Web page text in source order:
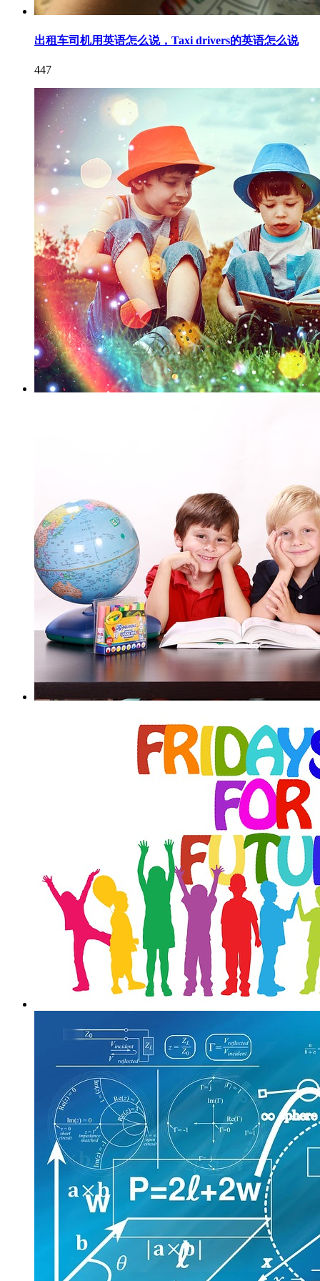
出租车司机用英语怎么说，Taxi drivers的英语怎么说
447